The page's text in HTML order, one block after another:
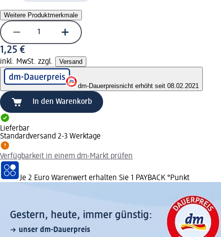
Weitere Produktmerkmale
1,25 €
inkl. MwSt. zzgl. Versand
dm-Dauerpreisnicht erhöht seit 08.02.2021
In den Warenkorb
Lieferbar
Standardversand 2-3 Werktage
Verfügbarkeit in einem dm-Markt prüfen
Je 2 Euro Warenwert erhalten Sie 1 PAYBACK °Punkt
Gestern, heute, immer günstig:
unser dm-Dauerpreis